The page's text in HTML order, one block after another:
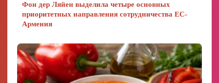
Фон дер Ляйен выделила четыре основных
приоритетных направления сотрудничества ЕС-
Армения